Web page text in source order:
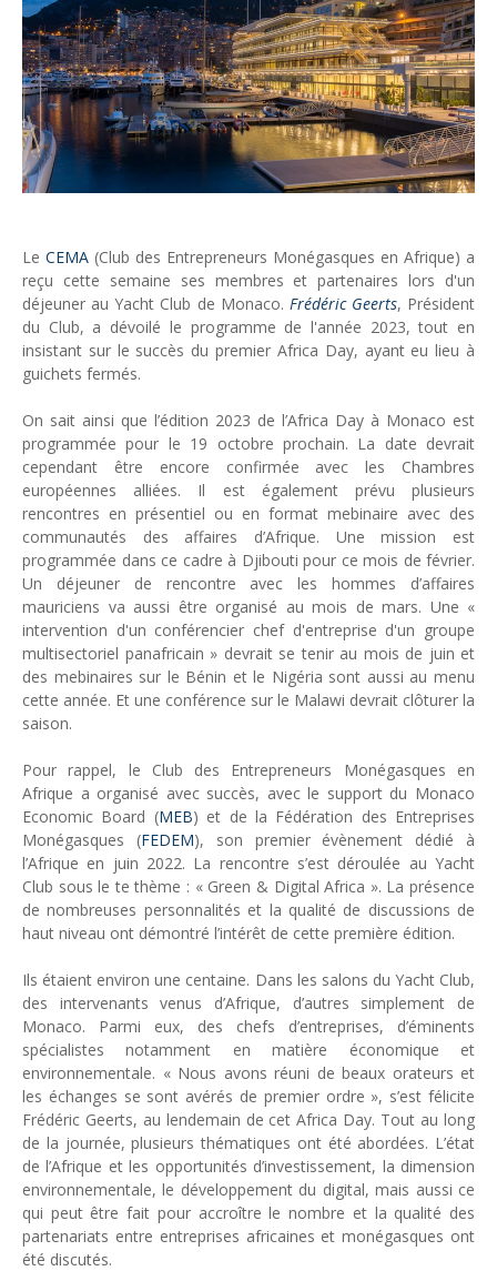
Tsirisoa Edition- Jul 15 2026
Jeux vidéo : Supercell parie sur les studios africains
Unknown-Jul 13 2026
Intelligence artificielle : le "Sud global" joue sa partition
Unknown-Jul 06 2026
Chine : des investissements à l'étranger plus encadrés
Unknown
Jul 01 2026
Economie hôtelière : la connectivité comme levier
Unknown -Jun 22 2026
Neutralité carbone : les "Iles Vanille" poussent leurs pions
Rendez-vous golfique : Mazagan joue sa carte
Unknown
Unknown-Jun 06 2026
Banques centrales : indépendantes jusqu'où ?
Unknown -Jun 02 2026
VTC : Yango Group veut accélérer en Afrique
Unknown-May 22 2026
Marques françaises : Chanel aux sommets de la
Tsirisoa Edition- May 13 2026
Art et médias sociaux : à l'ère de la "présence ciblée"
Unknown-
May 09 2026
Tourisme : l'Afrique fait le pari du luxe et de la durabilité
Unknown
Economie : quand le roi dollar grince
Unknown- Aug 07 2026
Le CEMA (Club des Entrepreneurs Monégasques en Afrique) a
reçu cette semaine ses membres et partenaires lors d'un
déjeuner au Yacht Club de Monaco. Frédéric Geerts, Président
du Club, a dévoilé le programme de l'année 2023, tout en
insistant sur le succès du premier Africa Day, ayant eu lieu à
guichets fermés.
On sait ainsi que l’édition 2023 de l’Africa Day à Monaco est
programmée pour le 19 octobre prochain. La date devrait
cependant être encore confirmée avec les Chambres
européennes alliées. Il est également prévu plusieurs
rencontres en présentiel ou en format mebinaire avec des
communautés des affaires d’Afrique. Une mission est
programmée dans ce cadre à Djibouti pour ce mois de février.
Un déjeuner de rencontre avec les hommes d’affaires
mauriciens va aussi être organisé au mois de mars. Une «
intervention d'un conférencier chef d'entreprise d'un groupe
multisectoriel panafricain » devrait se tenir au mois de juin et
des mebinaires sur le Bénin et le Nigéria sont aussi au menu
cette année. Et une conférence sur le Malawi devrait clôturer la
saison.
Pour rappel, le Club des Entrepreneurs Monégasques en
Afrique a organisé avec succès, avec le support du Monaco
Economic Board (MEB) et de la Fédération des Entreprises
Monégasques (FEDEM), son premier évènement dédié à
l’Afrique en juin 2022. La rencontre s’est déroulée au Yacht
Club sous le te thème : « Green & Digital Africa ». La présence
de nombreuses personnalités et la qualité de discussions de
haut niveau ont démontré l’intérêt de cette première édition.
Ils étaient environ une centaine. Dans les salons du Yacht Club,
des intervenants venus d’Afrique, d’autres simplement de
Monaco. Parmi eux, des chefs d’entreprises, d’éminents
spécialistes notamment en matière économique et
environnementale. « Nous avons réuni de beaux orateurs et
les échanges se sont avérés de premier ordre », s’est félicite
Frédéric Geerts, au lendemain de cet Africa Day. Tout au long
de la journée, plusieurs thématiques ont été abordées. L’état
de l’Afrique et les opportunités d’investissement, la dimension
environnementale, le développement du digital, mais aussi ce
qui peut être fait pour accroître le nombre et la qualité des
partenariats entre entreprises africaines et monégasques ont
été discutés.